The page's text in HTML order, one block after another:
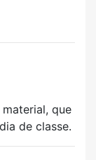
que
de classe.